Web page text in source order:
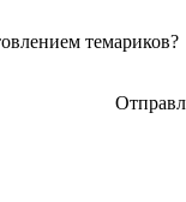
темариков?